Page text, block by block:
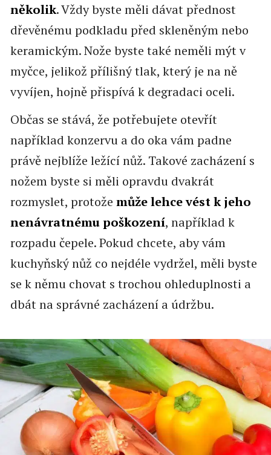
několik. Vždy byste měli dávat přednost
dřevěnému podkladu před skleněným nebo
keramickým. Nože byste také neměli mýt v
myčce, jelikož přílišný tlak, který je na ně
vyvíjen, hojně přispívá k degradaci oceli.
Občas se stává, že potřebujete otevřít
například konzervu a do oka vám padne
právě nejblíže ležící nůž. Takové zacházení s
nožem byste si měli opravdu dvakrát
rozmyslet, protože může lehce vést k jeho
nenávratnému poškození, například k
rozpadu čepele. Pokud chcete, aby vám
kuchyňský nůž co nejdéle vydržel, měli byste
se k němu chovat s trochou ohleduplnosti a
dbát na správné zacházení a údržbu.